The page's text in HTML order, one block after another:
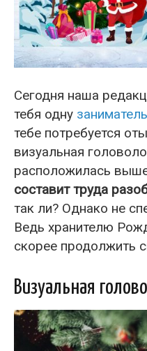
Сегодня наша
тебя одну
тебе потребуется
визуальная
расположилась
составит труда
так ли? Однако не
Ведь хранителю
скорее продолжить
Визуальная